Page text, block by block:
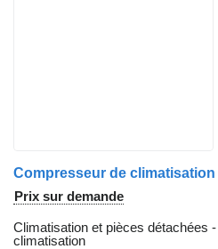
Prix sur demande
Climatisation et pièces détachées
climatisation